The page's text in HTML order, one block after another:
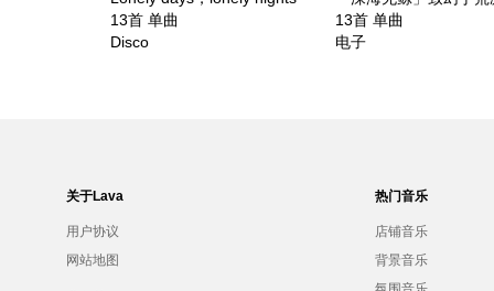
13首 单曲
Disco
13首 单曲
电子
关于Lava
用户协议
网站地图
热门音乐
店铺音乐
背景音乐